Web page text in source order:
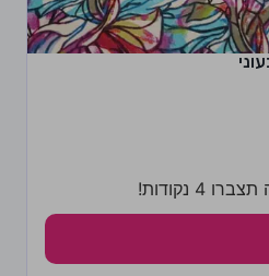
נקודות!